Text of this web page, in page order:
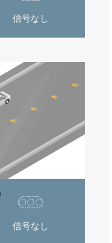
信号なし
信号なし